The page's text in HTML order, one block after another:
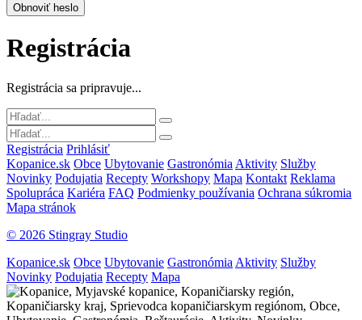
Registrácia
Registrácia sa pripravuje...
Registrácia Prihlásiť
Kopanice.sk Obce Ubytovanie Gastronómia Aktivity Služby
Novinky Podujatia Recepty Workshopy Mapa Kontakt Reklama
Spolupráca Kariéra FAQ Podmienky používania Ochrana súkromia
Mapa stránok
© 2026 Stingray Studio
Kopanice.sk Obce Ubytovanie Gastronómia Aktivity Služby
Novinky Podujatia Recepty Mapa